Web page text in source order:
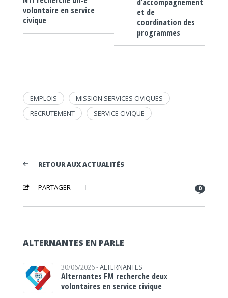
volontaire en service
civique
et de
coordination des
programmes
EMPLOIS
MISSION SERVICES CIVIQUES
RECRUTEMENT
SERVICE CIVIQUE
RETOUR AUX ACTUALITÉS
PARTAGER 0
ALTERNANTES EN PARLE
30/06/2026 -ALTERNANTES
Alternantes FM recherche deux
volontaires en service civique